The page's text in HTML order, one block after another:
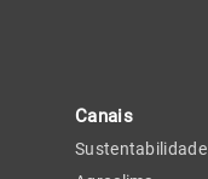
Canais
Sustentabilidade